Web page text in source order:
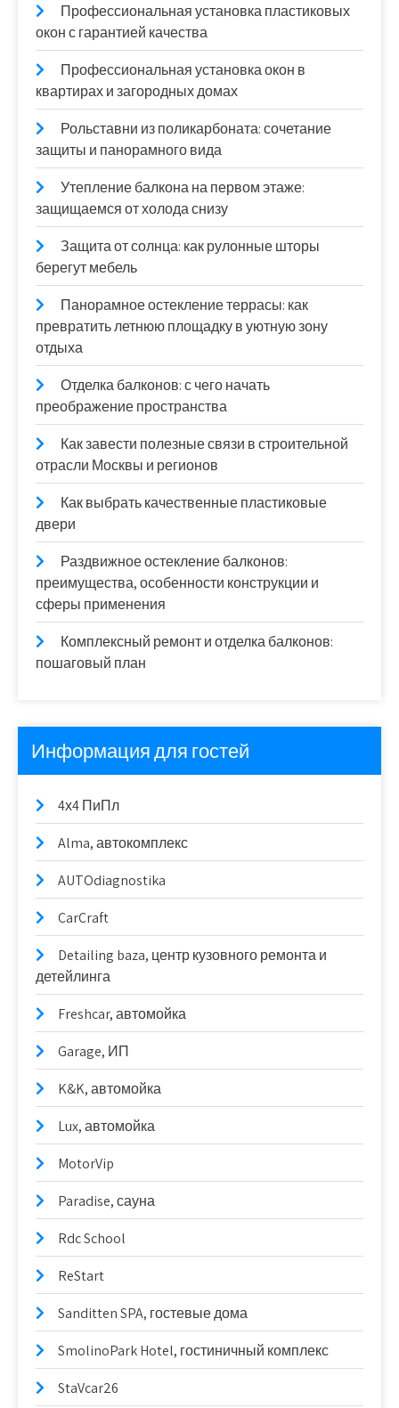
Профессиональная установка пластиковых
окон с гарантией качества
Профессиональная установка окон в
квартирах и загородных домах
Рольставни из поликарбоната: сочетание
защиты и панорамного вида
Утепление балкона на первом этаже:
защищаемся от холода снизу
Защита от солнца: как рулонные шторы
берегут мебель
Панорамное остекление террасы: как
превратить летнюю площадку в уютную зону
отдыха
Отделка балконов: с чего начать
преображение пространства
Как завести полезные связи в строительной
отрасли Москвы и регионов
Как выбрать качественные пластиковые
двери
Раздвижное остекление балконов:
преимущества, особенности конструкции и
сферы применения
Комплексный ремонт и отделка балконов:
пошаговый план
Информация для гостей
4х4 ПиПл
Alma, автокомплекс
AUTOdiagnostika
CarCraft
Detailing baza, центр кузовного ремонта и
детейлинга
Freshcar, автомойка
Garage, ИП
K&K, автомойка
Lux, автомойка
MotorVip
Paradise, сауна
Rdc School
ReStart
Sanditten SPA, гостевые дома
SmolinoPark Hotel, гостиничный комплекс
StaVcar26